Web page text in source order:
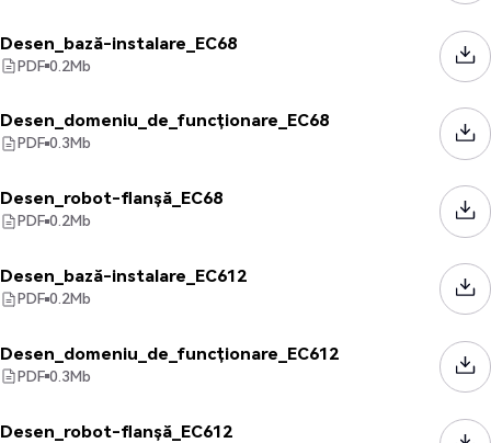
Desen_bază-instalare_EC68
PDF 0.2Mb
Desen_domeniu_de_funcționare_EC68
PDF 0.3Mb
Desen_robot-flanșă_EC68
PDF 0.2Mb
Desen_bază-instalare_EC612
PDF 0.2Mb
Desen_domeniu_de_funcționare_EC612
PDF 0.3Mb
Desen_robot-flanșă_EC612